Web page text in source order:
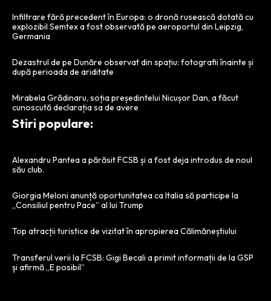
Infiltrare fără precedent în Europa: o dronă rusească dotată cu
explozibil Semtex a fost observată pe aeroportul din Leipzig,
Germania
Dezastrul de pe Dunăre observat din spațiu: fotografii înainte și
după perioada de ariditate
Mirabela Grădinaru, soția președintelui Nicușor Dan, a făcut
cunoscută declarația sa de avere
Stiri populare:
Alexandru Pantea a părăsit FCSB și a fost deja introdus de noul
său club.
Giorgia Meloni anunță oportunitatea ca Italia să participe la
„Consiliul pentru Pace” al lui Trump
Top atracții turistice de vizitat în apropierea Călimăneștiului
Transferul verii la FCSB: Gigi Becali a primit informații de la GSP
și afirmă „E posibil”